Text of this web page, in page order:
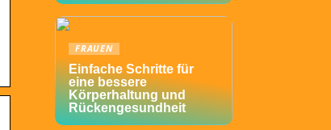
FRAUEN
Einfache Schritte für
eine bessere
Körperhaltung und
Rückengesundheit